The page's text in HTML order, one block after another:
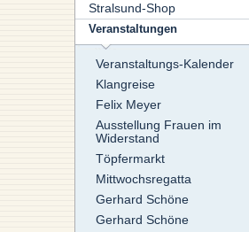
Stralsund-Shop
Veranstaltungen
Veranstaltungs-Kalender
Klangreise
Felix Meyer
Ausstellung Frauen im
Widerstand
Töpfermarkt
Mittwochsregatta
Gerhard Schöne
Gerhard Schöne